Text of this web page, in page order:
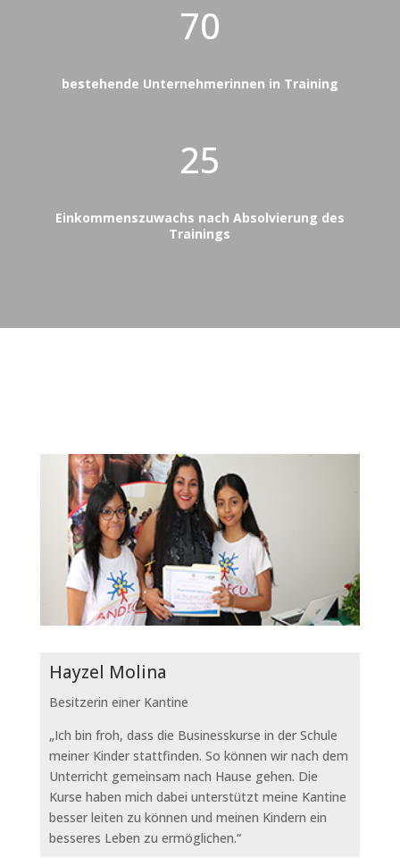
70
bestehende Unternehmerinnen in Training
25
Einkommenszuwachs nach Absolvierung des
Trainings
Hayzel Molina
Besitzerin einer Kantine
„Ich bin froh, dass die Businesskurse in der Schule
meiner Kinder stattfinden. So können wir nach dem
Unterricht gemeinsam nach Hause gehen. Die
Kurse haben mich dabei unterstützt meine Kantine
besser leiten zu können und meinen Kindern ein
besseres Leben zu ermöglichen.“